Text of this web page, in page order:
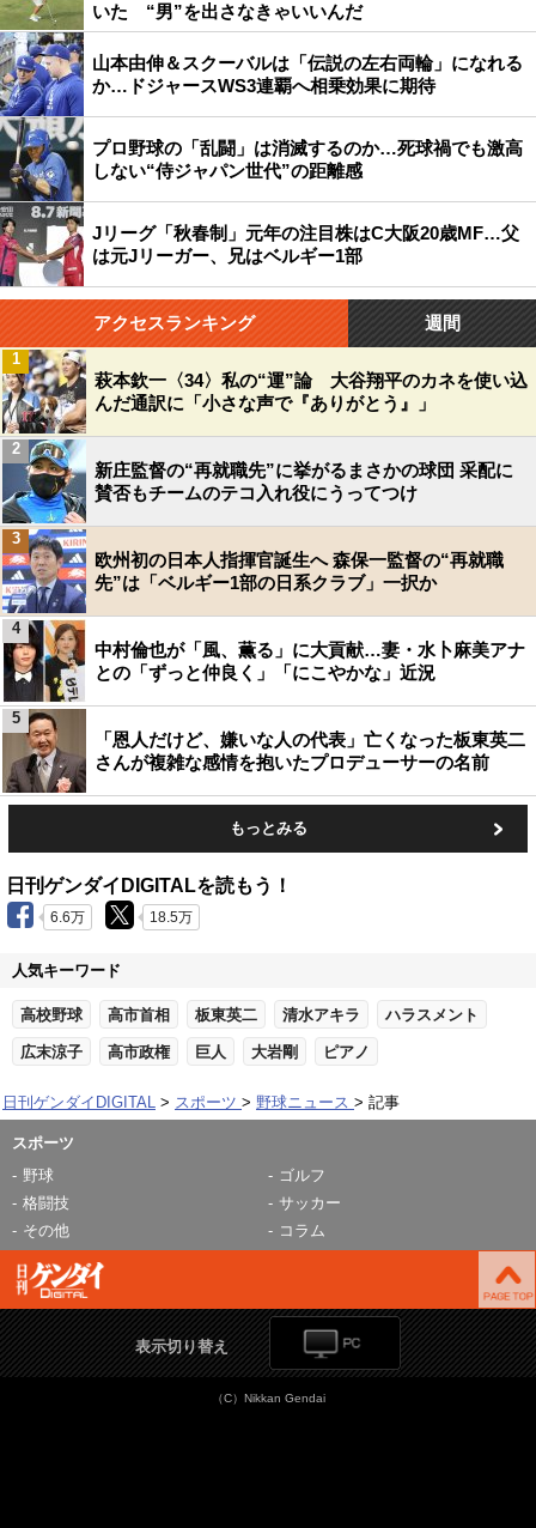
いた “男”を出さなきゃいいんだ
山本由伸＆スクーバルは「伝説の左右両輪」になれる
か…ドジャースWS3連覇へ相乗効果に期待
プロ野球の「乱闘」は消滅するのか…死球禍でも激高
しない“侍ジャパン世代”の距離感
Jリーグ「秋春制」元年の注目株はC大阪20歳MF…父
は元Jリーガー、兄はベルギー1部
アクセスランキング 週間
萩本欽一〈34〉私の“運”論 大谷翔平のカネを使い込
んだ通訳に「小さな声で『ありがとう』」
1
新庄監督の“再就職先”に挙がるまさかの球団 采配に
賛否もチームのテコ入れ役にうってつけ
2
欧州初の日本人指揮官誕生へ 森保一監督の“再就職
先”は「ベルギー1部の日系クラブ」一択か
3
中村倫也が「風、薫る」に大貢献…妻・水卜麻美アナ
との「ずっと仲良く」「にこやかな」近況
4
「恩人だけど、嫌いな人の代表」亡くなった板東英二
さんが複雑な感情を抱いたプロデューサーの名前
5
もっとみる
日刊ゲンダイDIGITALを読もう！
6.6万 18.5万
人気キーワード
高校野球 高市首相 板東英二 清水アキラ ハラスメント
広末涼子 高市政権 巨人 大岩剛 ピアノ
日刊ゲンダイDIGITAL スポーツ 野球ニュース 記事
スポーツ
野球
ゴルフ
格闘技
サッカー
その他
コラム
表示切り替え
（C）Nikkan Gendai